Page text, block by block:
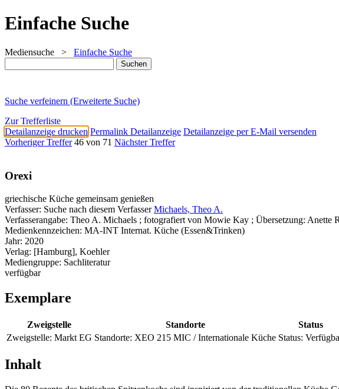
Einfache Suche
Mediensuche > Einfache Suche
Suche verfeinern (Erweiterte Suche)
Zur Trefferliste
Detailanzeige drucken Permalink Detailanzeige Detailanzeige per E-Mail versenden
Vorheriger Treffer 46 von 71 Nächster Treffer
Orexi
griechische Küche gemeinsam genießen
Verfasser: Suche nach diesem Verfasser Michaels, Theo A.
Verfasserangabe: Theo A. Michaels ; fotografiert von Mowie Kay ; Übersetzung: Anette
Medienkennzeichen: MA-INT Internat. Küche (Essen&Trinken)
Jahr: 2020
Verlag: [Hamburg], Koehler
Mediengruppe: Sachliteratur
verfügbar
Exemplare
Zweigstelle Standorte Status
Zweigstelle: Markt EG Standorte: XEO 215 MIC / Internationale Küche Status:
Inhalt